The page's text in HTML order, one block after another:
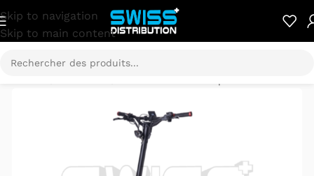
Skip to navigation
Skip to main content